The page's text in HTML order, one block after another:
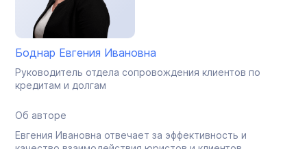
Боднар Евгения Ивановна
Руководитель отдела сопровождения клиентов по
кредитам и долгам
Об авторе
Евгения Ивановна отвечает за эффективность и